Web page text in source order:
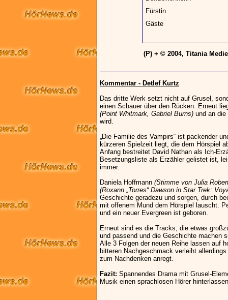
Fürstin
Gäste
(P) + © 2004, Titania
Kommentar - Detlef Kurtz
Das dritte Werk setzt nicht auf Grusel,
einen Schauer über den Rücken. Erneut
(Point Whitmark, Gabriel Burns) und an
wird.
„Die Familie des Vampirs“ ist packender
kürzeren Spielzeit liegt, die dem Hörspiel
Anfang bestreitet David Nathan als Ich-
Besetzungsliste als Erzähler gelistet ist,
immer.
Daniela Hoffmann (Stimme von Julia
(Roxann „Torres“ Dawson in Star Trek:
Geschichte geradezu und sorgen, durch
mit offenem Mund dem Hörspiel lauscht.
und ein neuer Evergreen ist geboren.
Erneut sind es die Tracks, die etwas
und passend und die Geschichte machen
Alle 3 Folgen der neuen Reihe lassen auf
bitteren Nachgeschmack verleiht
zum Nachdenken anregt.
Fazit: Spannendes Drama mit Grusel-
Musik einen sprachlosen Hörer